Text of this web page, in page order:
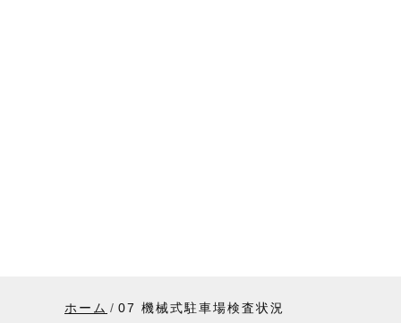
ホーム 07 機械式駐車場検査状況